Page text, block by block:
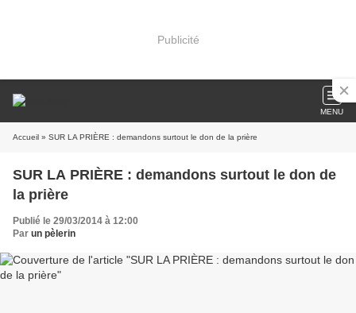
Publicité
MENU
Accueil » SUR LA PRIÈRE : demandons surtout le don de la prière
SUR LA PRIÈRE : demandons surtout le don de
la prière
Publié le 29/03/2014 à 12:00
Par un pèlerin